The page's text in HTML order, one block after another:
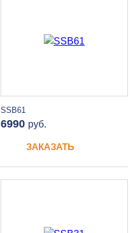
SSB61
6990 руб.
ЗАКАЗАТЬ